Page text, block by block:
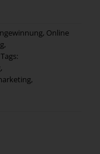
, Online
,
Tags:
,
,